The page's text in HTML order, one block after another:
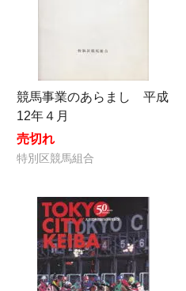
競馬事業のあらまし 平成
12年４月
売切れ
特別区競馬組合